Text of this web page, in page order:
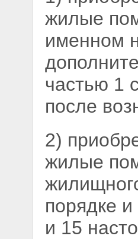
жилые
именном
частью 1
после
2)
жилые
порядке
и 15